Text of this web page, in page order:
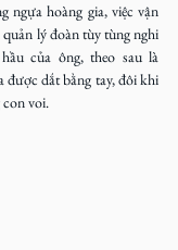
ngựa hoàng gia, việc vận
quản lý đoàn tùy tùng nghi
của ông, theo sau là
được dắt bằng tay, đôi khi
voi.